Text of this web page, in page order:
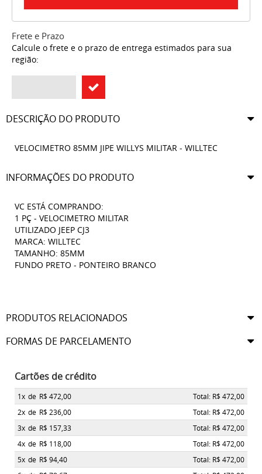
Frete e Prazo
Calcule o frete e o prazo de entrega estimados para sua
região:
DESCRIÇÃO DO PRODUTO
VELOCIMETRO 85MM JIPE WILLYS MILITAR - WILLTEC
INFORMAÇÕES DO PRODUTO
VC ESTÁ COMPRANDO:
1 PÇ - VELOCIMETRO MILITAR
UTILIZADO JEEP CJ3
MARCA: WILLTEC
TAMANHO: 85MM
FUNDO PRETO - PONTEIRO BRANCO
PRODUTOS RELACIONADOS
FORMAS DE PARCELAMENTO
Cartões de crédito
1x de R$ 472,00
Total: R$ 472,00
2x de R$ 236,00
Total: R$ 472,00
3x de R$ 157,33
Total: R$ 472,00
4x de R$ 118,00
Total: R$ 472,00
5x de R$ 94,40
Total: R$ 472,00